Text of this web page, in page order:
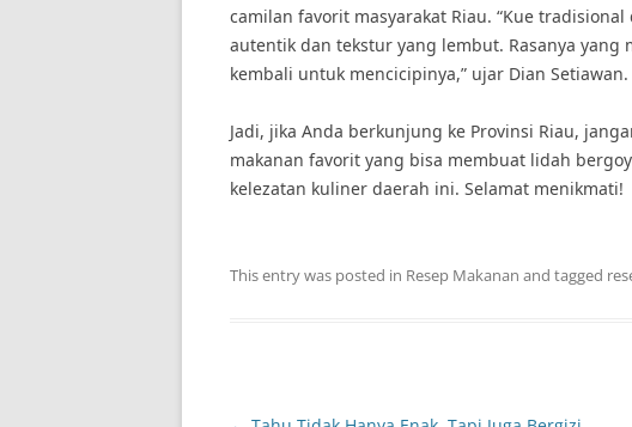
camilan favorit masyarakat Riau. “Kue
autentik dan tekstur yang lembut. Rasanya
kembali untuk mencicipinya,” ujar Dian Setiawan.
Jadi, jika Anda berkunjung ke Provinsi Riau,
makanan favorit yang bisa membuat lidah
kelezatan kuliner daerah ini. Selamat menikmati!
This entry was posted in Resep Makanan and tagged